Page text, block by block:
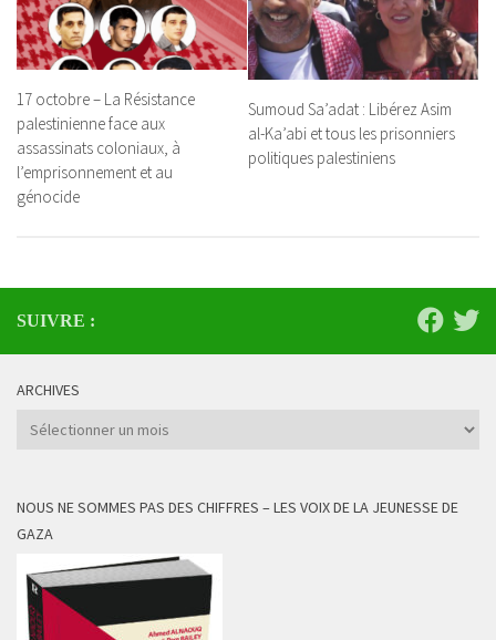
17 octobre – La Résistance
palestinienne face aux
assassinats coloniaux, à
l’emprisonnement et au
génocide
Sumoud Sa’adat : ​​Libérez Asim
al-Ka’abi et tous les prisonniers
politiques palestiniens
SUIVRE :
ARCHIVES
Archives
NOUS NE SOMMES PAS DES CHIFFRES – LES VOIX DE LA JEUNESSE DE
GAZA